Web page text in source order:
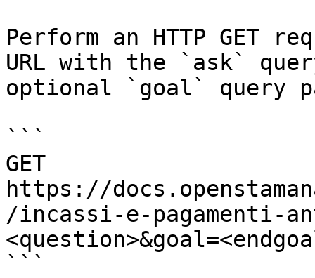
Perform an HTTP GET
URL with the `ask`
optional `goal` query
```
GET
https://
/incassi-e-pagamenti-
```